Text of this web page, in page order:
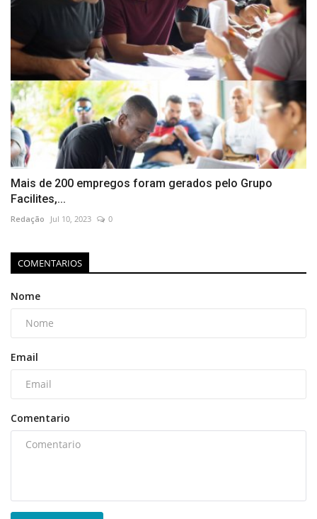
Mais de 200 empregos foram gerados pelo Grupo
Facilites,...
Redação Jul 10, 2023 0
COMENTARIOS
Nome
Email
Comentario